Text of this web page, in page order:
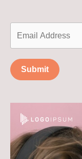
Submit